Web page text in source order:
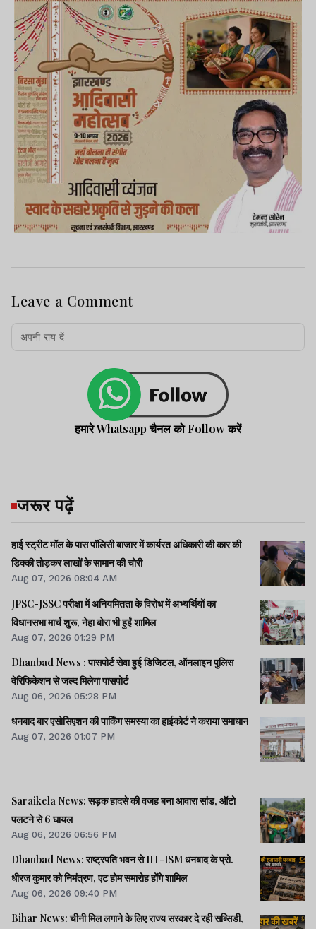
Leave a Comment
हमारे Whatsapp चैनल को Follow करें
जरूर पढ़ें
हाई स्ट्रीट मॉल के पास पॉलिसी बाजार में कार्यरत अधिकारी की कार की
डिक्की तोड़कर लाखों के सामान की चोरी
Aug 07, 2026 08:04 AM
JPSC-JSSC परीक्षा में अनियमितता के विरोध में अभ्यर्थियों का
विधानसभा मार्च शुरू, नेहा बोरा भी हुईं शामिल
Aug 07, 2026 01:29 PM
Dhanbad News : पासपोर्ट सेवा हुई डिजिटल, ऑनलाइन पुलिस
वेरिफिकेशन से जल्द मिलेगा पासपोर्ट
Aug 06, 2026 05:28 PM
धनबाद बार एसोसिएशन की पार्किंग समस्या का हाईकोर्ट ने कराया समाधान
Aug 07, 2026 01:07 PM
Saraikela News: सड़क हादसे की वजह बना आवारा सांड, ऑटो
पलटने से 6 घायल
Aug 06, 2026 06:56 PM
Dhanbad News: राष्ट्रपति भवन से IIT-ISM धनबाद के प्रो.
धीरज कुमार को निमंत्रण, एट होम समारोह होंगे शामिल
Aug 06, 2026 09:40 PM
Bihar News: चीनी मिल लगाने के लिए राज्य सरकार दे रही सब्सिडी,